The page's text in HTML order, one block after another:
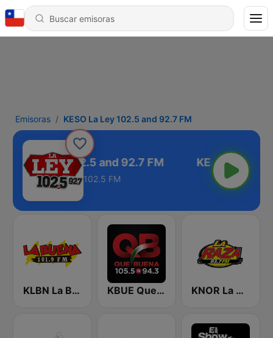
Emisoras KESO La Ley 102.5 and 92.7 FM
La Ley 102.5 and 92.7 FM
102.5 FM
KLBN La Buena 101.9 FM KBUE Que Buena 105.5 / 94.3 FM (US Only) KNOR La Raza 93.7 (US Only)